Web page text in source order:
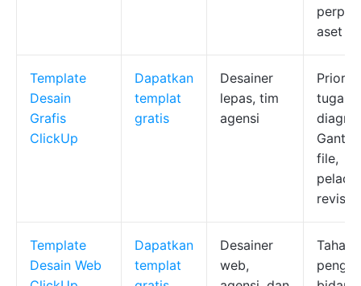
aset
Template
Desain
Grafis
ClickUp
Dapatkan
templat
gratis
Desainer
lepas, tim
agensi
tugas,
Gantt,
file,
revisi
Template
Desain Web
Dapatkan
templat
Desainer
web,